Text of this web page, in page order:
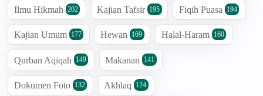
Ilmu Hikmah 202 Kajian Tafsir 195 Fiqih Puasa 194
Kajian Umum 177 Hewan 169 Halal-Haram 160
Qurban Aqiqah 149 Makanan 141
Dokumen Foto 132 Akhlaq 124